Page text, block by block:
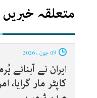
متعلقہ خبریں
ایران نے آبنائے
کاپٹر مار گرایا،